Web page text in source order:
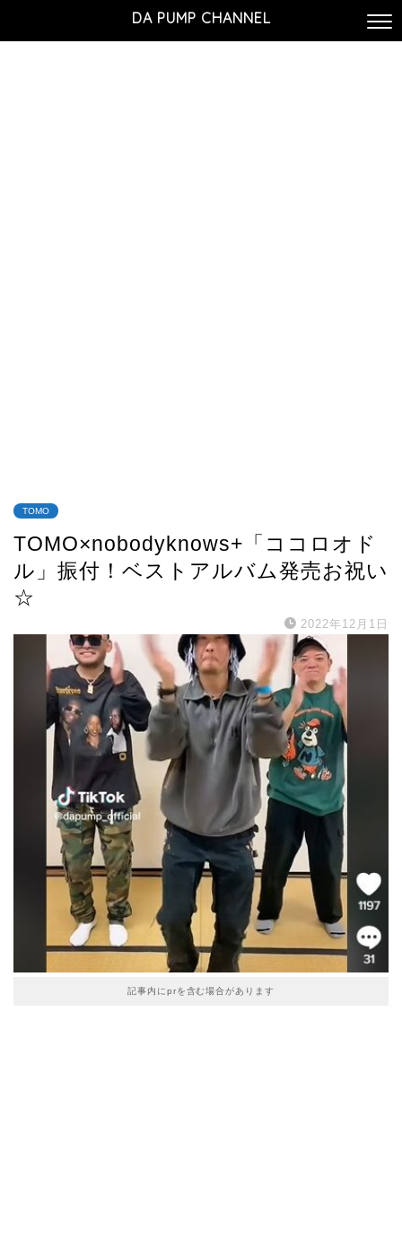
DA PUMP CHANNEL
TOMO
TOMO×nobodyknows+「ココロオド
ル」振付！ベストアルバム発売お祝い
☆
2022年12月1日
記事内にprを含む場合があります